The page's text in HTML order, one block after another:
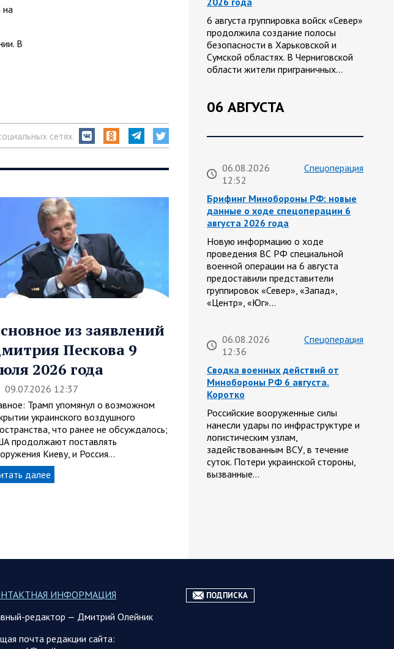
на
В
сетях
из заявлений
Пескова 9
2026 года
09.07.2026 12:37
Трамп упомянул о возможном
украинского воздушного
что ранее не обсуждалось;
продолжают поставлять
Киеву, и Россия…
далее
6 августа группировка войск «Север»
продолжила создание полосы
безопасности в Харьковской и
Сумской областях. В Черниговской
области жители приграничных…
06 АВГУСТА
06.08.2026
12:52
Спецоперация
Брифинг Минобороны РФ: новые
данные о ходе спецоперации 6
августа 2026 года
Новую информацию о ходе
проведения ВС РФ специальной
военной операции на 6 августа
предоставили представители
группировок «Север», «Запад»,
«Центр», «Юг»…
06.08.2026
12:36
Спецоперация
Сводка военных действий от
Минобороны РФ 6 августа.
Коротко
Российские вооруженные силы
нанесли удары по инфраструктуре и
логистическим узлам,
задействованным ВСУ, в течение
суток. Потери украинской стороны,
вызванные…
БПЛА сбивали над территориями
ИНФОРМАЦИЯ
редактор — Дмитрий Олейник
почта редакции сайта:
ПОДПИСКА